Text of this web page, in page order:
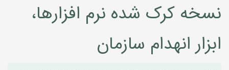
نسخه کرک شده نرم افزارها،
ابزار انهدام سازمان